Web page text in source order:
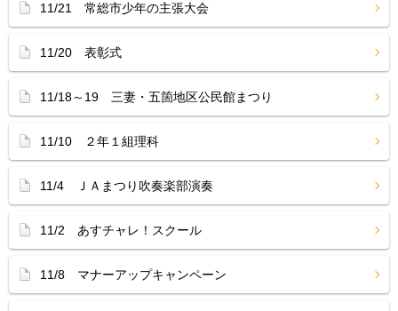
11/21 常総市少年の主張大会
11/20 表彰式
11/18～19 三妻・五箇地区公民館まつり
11/10 ２年１組理科
11/4 ＪＡまつり吹奏楽部演奏
11/2 あすチャレ！スクール
11/8 マナーアップキャンペーン